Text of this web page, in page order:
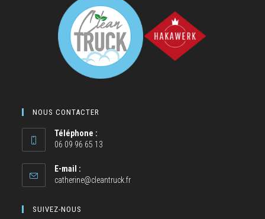
NOUS CONTACTER
Téléphone :
06 09 96 65 13
E-mail :
catherine@cleantruck.fr
SUIVEZ-NOUS